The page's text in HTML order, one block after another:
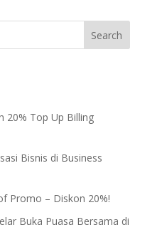
20% Top Up Billing
Bisnis di Business
Promo – Diskon 20%!
Buka Puasa Bersama di